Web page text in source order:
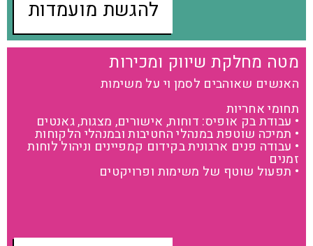
להגשת מועמדות
מטה מחלקת שיווק ומכירות
האנשים שאוהבים לסמן וי על משימות
תחומי אחריות
• עבודת בק אופיס: דוחות, אישורים, מצגות, גאנטים
• תמיכה שוטפת במנהלי החטיבות ובמנהלי הלקוחות
• עבודה פנים ארגונית בקידום קמפיינים וניהול לוחות
זמנים
• תפעול שוטף של משימות ופרויקטים